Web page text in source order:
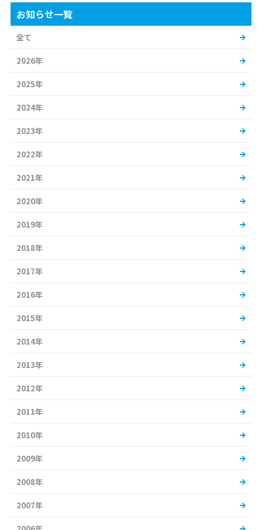
お知らせ一覧
全て
2026年
2025年
2024年
2023年
2022年
2021年
2020年
2019年
2018年
2017年
2016年
2015年
2014年
2013年
2012年
2011年
2010年
2009年
2008年
2007年